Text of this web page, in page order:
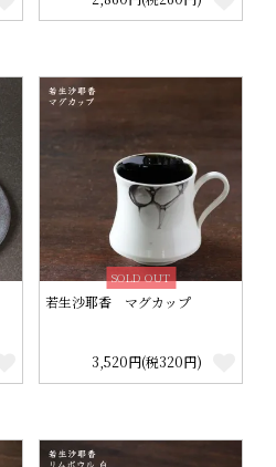
SOLD OUT
若生沙耶香 マグカップ
3,520円(税320円)